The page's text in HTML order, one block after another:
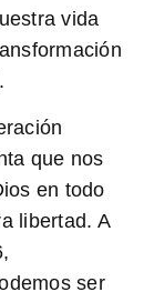
vida
que nos
en todo
libertad. A
,
ser